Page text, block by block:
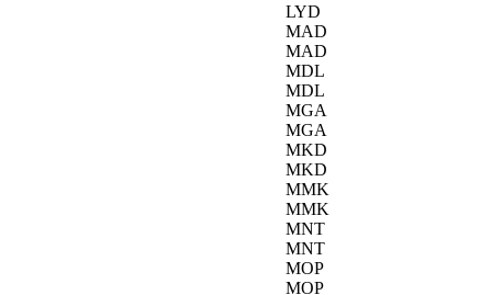
LYD
MAD
MAD
MDL
MDL
MGA
MGA
MKD
MKD
MMK
MMK
MNT
MNT
MOP
MOP